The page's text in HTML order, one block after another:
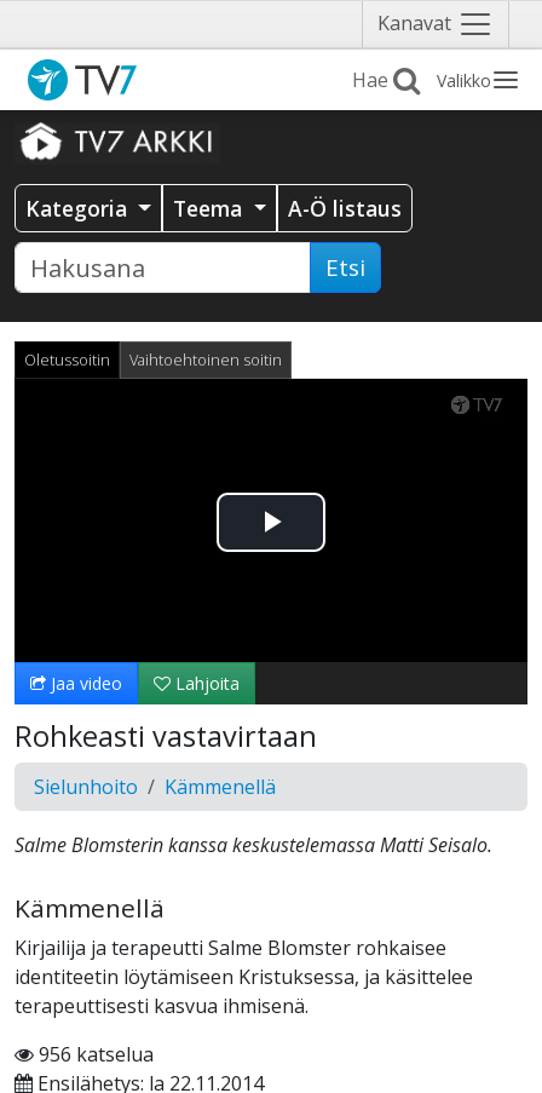
Kanavat Näytä
valikko
Valikko
Kategoria Teema A-Ö listaus
Etsi
Oletussoitin Vaihtoehtoinen soitin
Toista
Jaa video Lahjoita
Rohkeasti vastavirtaan
Sielunhoito Kämmenellä
Salme Blomsterin kanssa keskustelemassa Matti Seisalo.
Kämmenellä
Kirjailija ja terapeutti Salme Blomster rohkaisee
identiteetin löytämiseen Kristuksessa, ja käsittelee
terapeuttisesti kasvua ihmisenä.
956 katselua
Ensilähetys: la 22.11.2014